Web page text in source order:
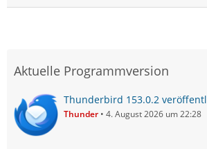
Aktuelle Programmversion
Thunderbird 153.0.2
Thunder 4. August 2026 um 22:28